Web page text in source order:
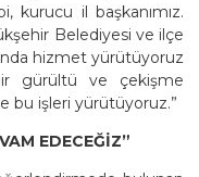
kurucu il başkanımız.
Belediyesi ve ilçe
hizmet yürütüyoruz
gürültü ve çekişme
bu işleri yürütüyoruz.”
EDECEĞİZ”